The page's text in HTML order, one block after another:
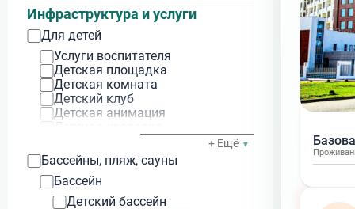
Судак
Севастополь
Евпатория
Алушта
Ялта
Феодосия
Песчаное
Гаспра
Мисхор
Алупка
Форос
Саки
Гурзуф
Диетическое
Комплексное
Кошерное
1‑разовое
2‑разовое
3‑разовое
4‑разовое
5‑разовое
6-разовое
Инфраструктура и услуги
Для детей
Услуги воспитателя
Детская площадка
Детская комната
Детский клуб
Детская анимация
Детская кроватка
Игровые приставки
Детские коляски
+ Ещё
Бассейны, пляж, сауны
Бассейн
Детский бассейн